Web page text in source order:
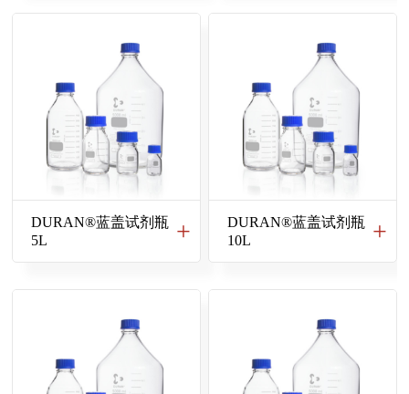
DURAN®蓝盖试剂瓶
5L
DURAN®蓝盖试剂瓶
10L